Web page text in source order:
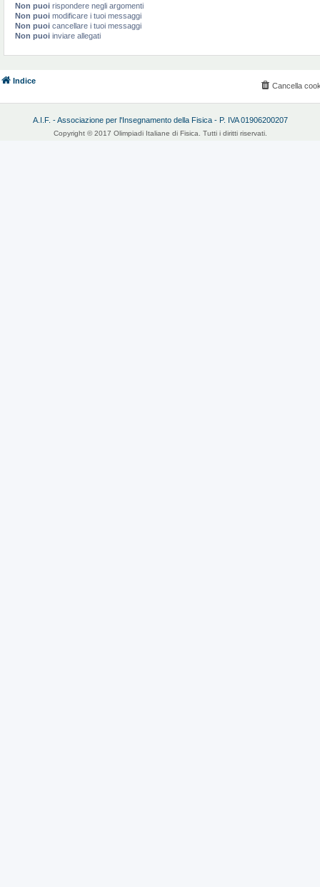
Non puoi rispondere negli argomenti
Non puoi modificare i tuoi messaggi
Non puoi cancellare i tuoi messaggi
Non puoi inviare allegati
Indice
Cancella
A.I.F. - Associazione per l'Insegnamento della Fisica - P. IVA 01906200207
Copyright © 2017 Olimpiadi Italiane di Fisica. Tutti i diritti riservati.